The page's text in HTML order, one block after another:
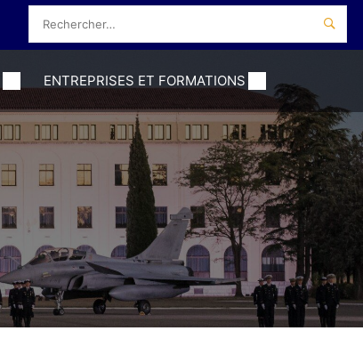
ENTREPRISES ET FORMATIONS